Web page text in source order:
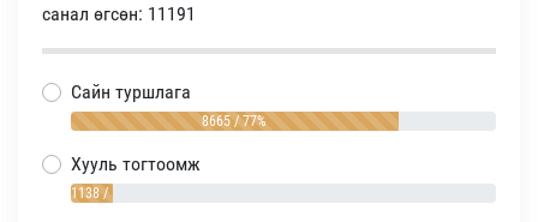
санал өгсөн: 11191
Сайн туршлага
8665 / 77%
Хууль тогтоомж
1138 / 10%